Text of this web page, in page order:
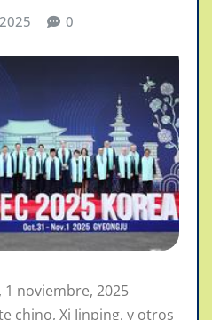
0
1 noviembre, 2025
chino, Xi Jinping, y otros